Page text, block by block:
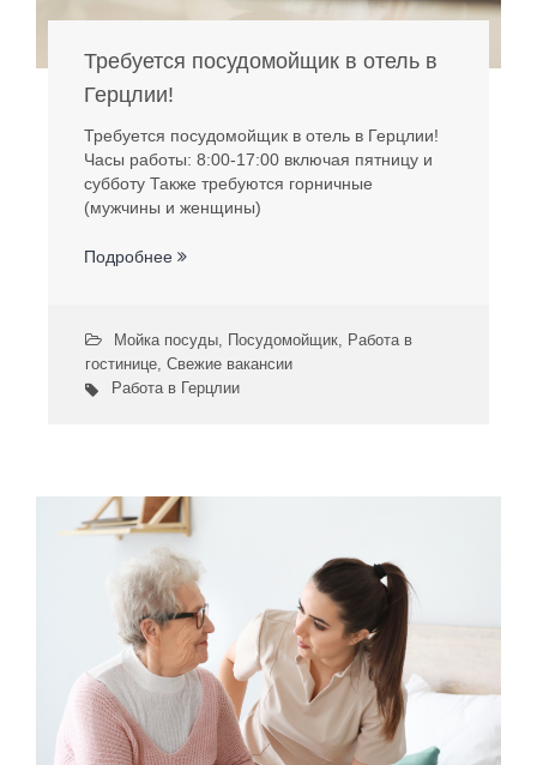
Требуется посудомойщик в отель в
Герцлии!
Требуется посудомойщик в отель в Герцлии!
Часы работы: 8:00-17:00 включая пятницу и
субботу Также требуются горничные
(мужчины и женщины)
Подробнее
Мойка посуды, Посудомойщик, Работа в
гостинице, Свежие вакансии
Работа в Герцлии